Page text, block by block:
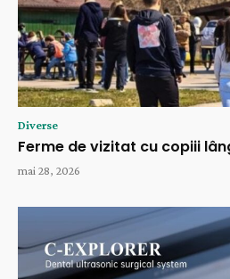
Diverse
Ferme de vizitat cu copiii
mai 28, 2026